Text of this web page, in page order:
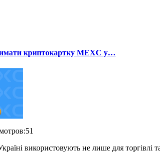
криптокартку MEXC у…
використовують не лише для торгівлі